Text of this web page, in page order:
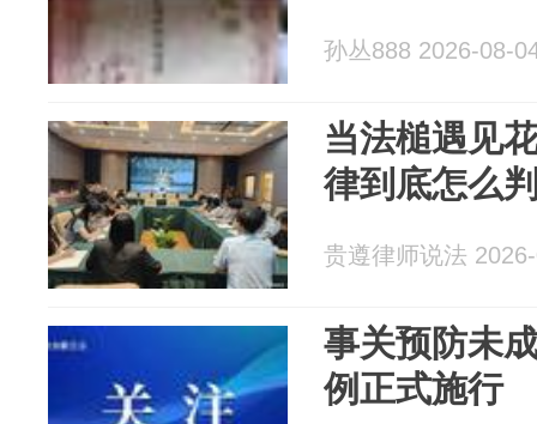
孙丛888 2026-08-
当法槌遇见
律到底怎么
贵遵律师说法
事关预防未
例正式施行